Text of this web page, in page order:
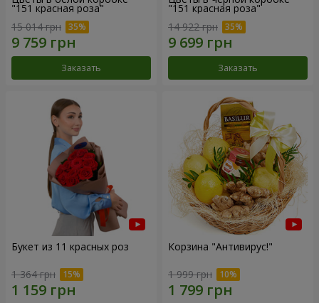
"151 красная роза"
15 014 грн
Заказать
"151 красная роза"
14 922 грн
Заказать
Букет из 11 красных роз
1 364 грн
Корзина "Антивирус!"
1 999 грн